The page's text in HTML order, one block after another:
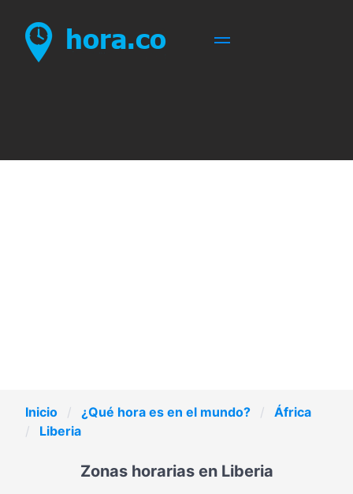
Inicio ¿Qué hora es en el mundo?
África
Liberia
Zonas horarias en Liberia